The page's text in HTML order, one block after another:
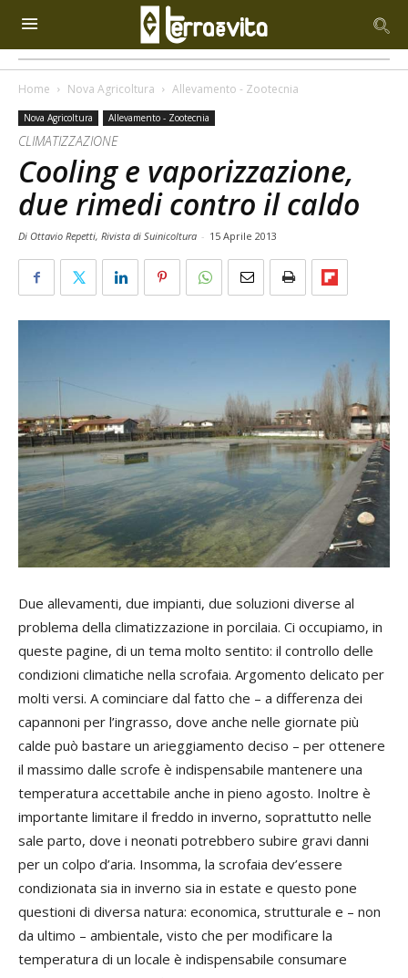
Home Nova Agricoltura Allevamento - Zootecnia
Nova Agricoltura Allevamento - Zootecnia
CLIMATIZZAZIONE
Cooling e vaporizzazione,
due rimedi contro il caldo
Di Ottavio Repetti, Rivista di Suinicoltura - 15 Aprile 2013
Due allevamenti, due impianti, due soluzioni diverse al
problema della climatizzazione in porcilaia. Ci occupiamo, in
queste pagine, di un tema molto sentito: il controllo delle
condizioni climatiche nella scrofaia. Argomento delicato per
molti versi. A cominciare dal fatto che – a differenza dei
capannoni per l’ingrasso, dove anche nelle giornate più
calde può bastare un arieggiamento deciso – per ottenere
il massimo dalle scrofe è indispensabile mantenere una
temperatura accettabile anche in pieno agosto. Inoltre è
importante limitare il freddo in inverno, soprattutto nelle
sale parto, dove i neonati potrebbero subire gravi danni
per un colpo d’aria. Insomma, la scrofaia dev’essere
condizionata sia in inverno sia in estate e questo pone
questioni di diversa natura: economica, strutturale e – non
da ultimo – ambientale, visto che per modificare la
temperatura di un locale è indispensabile consumare